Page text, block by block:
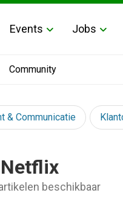
Events Jobs
Community
& Communicatie
Netflix
beschikbaar